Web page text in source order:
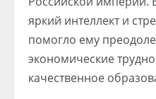
яркий интеллект и
помогло ему
экономические
качественное